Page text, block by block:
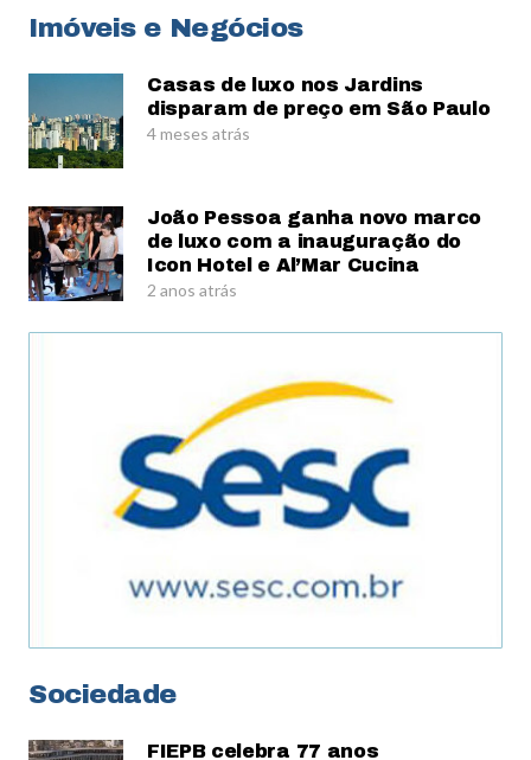
Imóveis e Negócios
Casas de luxo nos Jardins
disparam de preço em São Paulo
4 meses atrás
João Pessoa ganha novo marco
de luxo com a inauguração do
Icon Hotel e Al’Mar Cucina
2 anos atrás
Sociedade
FIEPB celebra 77 anos